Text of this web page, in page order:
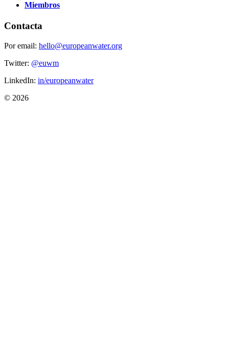
Miembros
Contacta
Por email: hello@europeanwater.org
Twitter: @euwm
LinkedIn: in/europeanwater
© 2026